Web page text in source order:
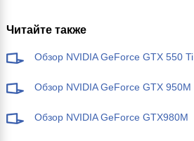
Читайте также
Обзор NVIDIA GeForce GTX 550 Ti
Обзор NVIDIA GeForce GTX 950M
Обзор NVIDIA GeForce GTX980M